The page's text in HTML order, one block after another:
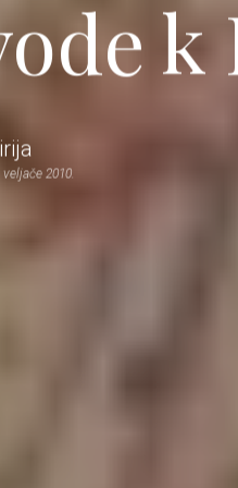
k
veljače 2010.